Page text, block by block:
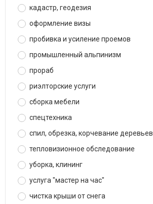
кадастр, геодезия
оформление визы
пробивка и усиление проемов
промышленный альпинизм
прораб
риэлторские услуги
сборка мебели
спецтехника
спил, обрезка, корчевание деревьев
тепловизионное обследование
уборка, клининг
услуга "мастер на час"
чистка крыши от снега